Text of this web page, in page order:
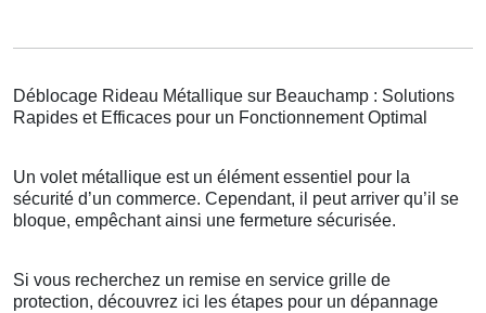
Déblocage Rideau Métallique sur Beauchamp : Solutions
Rapides et Efficaces pour un Fonctionnement Optimal
Un volet métallique est un élément essentiel pour la
sécurité d’un commerce. Cependant, il peut arriver qu’il se
bloque, empêchant ainsi une fermeture sécurisée.
Si vous recherchez un remise en service grille de
protection, découvrez ici les étapes pour un dépannage